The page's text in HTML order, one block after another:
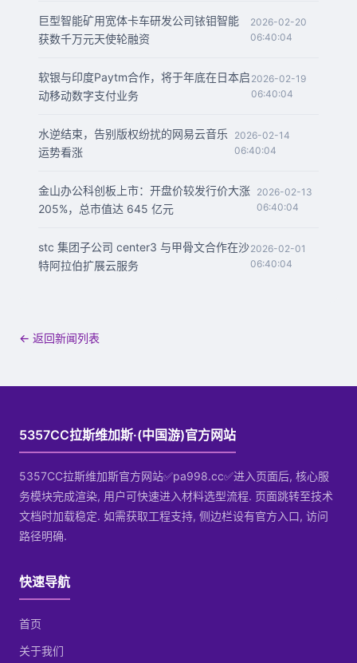
巨型智能矿用宽体卡车研发公司铱钼智能
获数千万元天使轮融资
2026-02-20
06:40:04
软银与印度Paytm合作，将于年底在日本启
动移动数字支付业务
2026-02-19
06:40:04
水逆结束，告别版权纷扰的网易云音乐
运势看涨
2026-02-14
06:40:04
金山办公科创板上市：开盘价较发行价大涨
205%，总市值达 645 亿元
2026-02-13
06:40:04
stc 集团子公司 center3 与甲骨文合作在沙
特阿拉伯扩展云服务
2026-02-01
06:40:04
← 返回新闻列表
5357CC拉斯维加斯·(中国游)官方网站
5357CC拉斯维加斯官方网站✅pa998.cc✅进入页面后, 核心服
务模块完成渲染, 用户可快速进入材料选型流程. 页面跳转至技术
文档时加载稳定. 如需获取工程支持, 侧边栏设有官方入口, 访问
路径明确.
快速导航
首页
关于我们